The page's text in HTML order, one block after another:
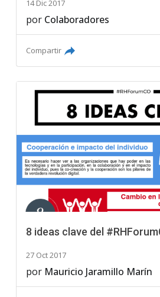
14 Dic 2017
por Colaboradores
Compartir
8 ideas clave del
27 Oct 2017
por Mauricio Jaramillo Marín